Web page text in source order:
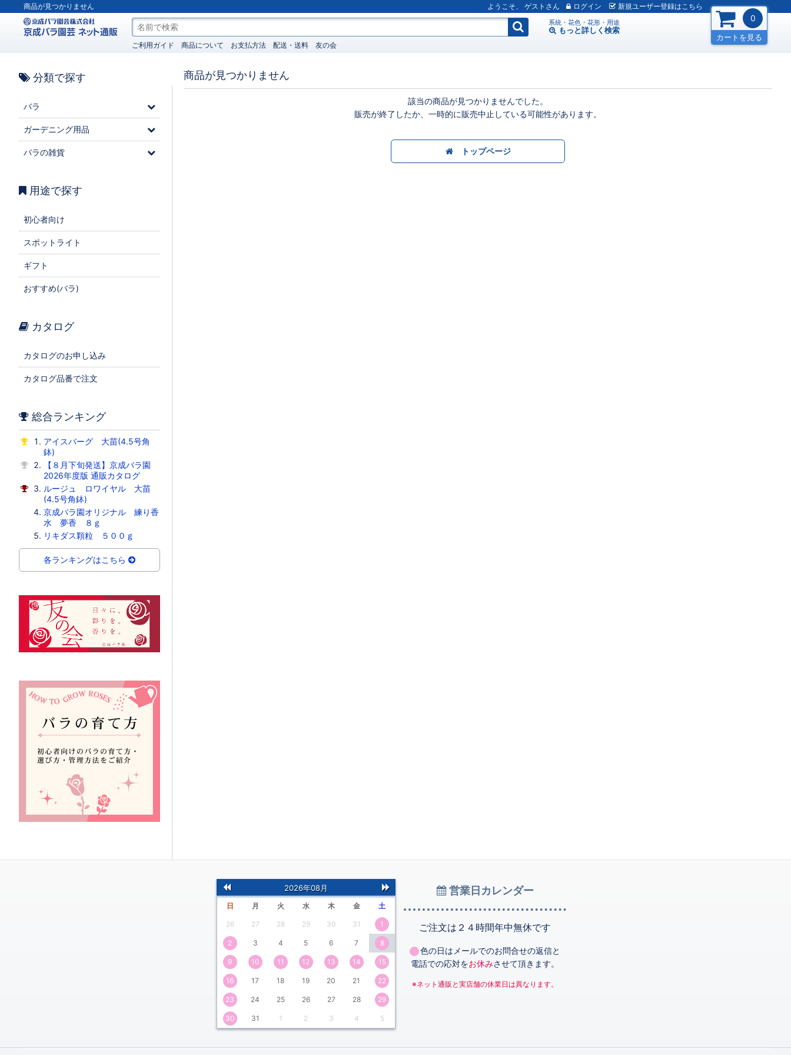
商品が見つかりません ようこそ、 ゲスト ログイン 新規ユーザー登録はこちら
系統・花色・花形・用途
もっと詳しく 検索
0
カートを見る
ご利用ガイド 商品について お支払方法 配送・送料 友の会
商品が見つかりません
該当の商品が見つかりませんでした。
販売が終了したか、一時的に販売中止している可能性があります。
トップページ
分類で探す
バラ
ガーデニング用品
バラの雑貨
用途で探す
初心者向け
スポットライト
ギフト
おすすめ(バラ)
カタログ
カタログのお申し込み
カタログ品番で注文
総合ランキング
アイスバーグ 大苗(4.5号角
鉢)
【８月下旬発送】京成バラ園
2026年度版 通販カタログ
ルージュ ロワイヤル 大苗
(4.5号角鉢)
京成バラ園オリジナル 練り香
水 夢香 ８ｇ
リキダス顆粒 ５００ｇ
各ランキングはこちら
前
の
月
次
月
2026年08月
日 月 火 水 木 金 土
26 27 28 29 30 31 1
2 3 4 5 6 7 8
9 10 11 12 13 14 15
16 17 18 19 20 21 22
23 24 25 26 27 28 29
30 31 1 2 3 4 5
営業日カレンダー
ご注文は２４時間年中無休です
色の日はメールでのお問合せの返信と
電話での応対をお休みさせて頂きます。
※ネット通販と実店舗の休業日は異なります。